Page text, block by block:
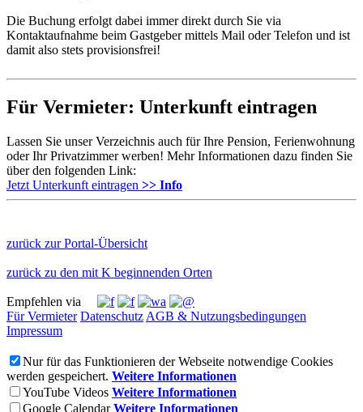
Die Buchung erfolgt dabei immer direkt durch Sie via
Kontaktaufnahme beim Gastgeber mittels Mail oder Telefon und ist
damit also stets provisionsfrei!
Für Vermieter: Unterkunft eintragen
Lassen Sie unser Verzeichnis auch für Ihre Pension, Ferienwohnung
oder Ihr Privatzimmer werben! Mehr Informationen dazu finden Sie
über den folgenden Link:
Jetzt Unterkunft eintragen >> Info
zurück zur Portal-Übersicht
zurück zu den mit K beginnenden Orten
Empfehlen via
Für Vermieter Datenschutz AGB & Nutzungsbedingungen
Impressum
Nur für das Funktionieren der Webseite notwendige Cookies
werden gespeichert. Weitere Informationen
YouTube Videos Weitere Informationen
Google Calendar Weitere Informationen